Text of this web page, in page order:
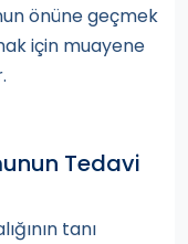
önüne geçmek
için muayene
Tedavi
tanı